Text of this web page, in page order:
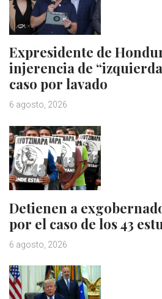
Expresidente de
injerencia de
caso por lavado
6 agosto, 2026
Detienen a
por el caso de los 43
6 agosto, 2026